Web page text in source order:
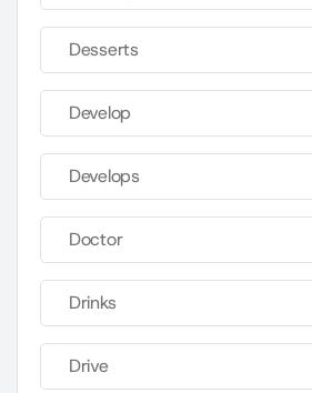
Desserts
Develop
Develops
Doctor
Drinks
Drive